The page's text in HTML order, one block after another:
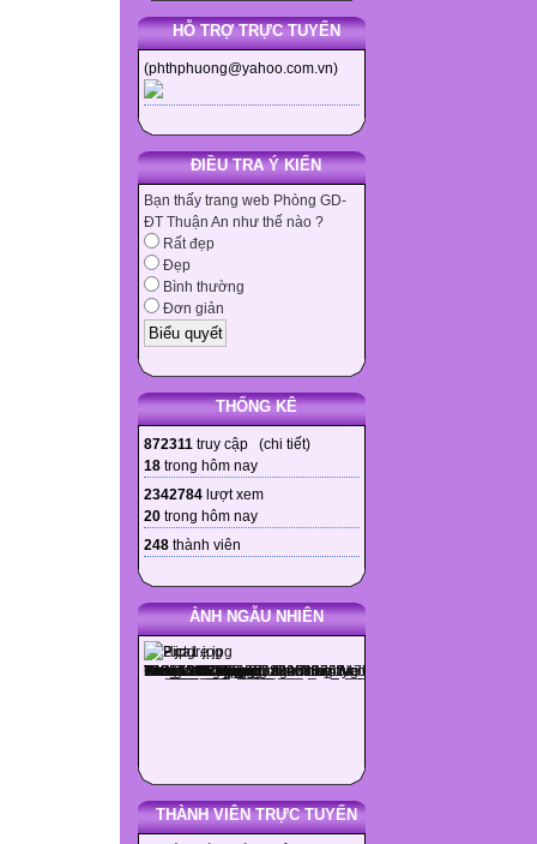
HỖ TRỢ TRỰC TUYẾN
(phthphuong@yahoo.com.vn)
ĐIỀU TRA Ý KIẾN
Bạn thấy trang web Phòng GD-
ĐT Thuận An như thế nào ?
Rất đẹp
Đẹp
Bình thường
Đơn giản
THỐNG KÊ
872311 truy cập (chi tiết)
18 trong hôm nay
2342784 lượt xem
20 trong hôm nay
248 thành viên
ẢNH NGẪU NHIÊN
THÀNH VIÊN TRỰC TUYẾN